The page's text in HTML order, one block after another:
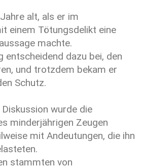
alt, als er im
einem Tötungsdelikt eine
machte.
entscheidend dazu bei, den
und trotzdem bekam er
Schutz.
wurde die
minderjährigen Zeugen
mit Andeutungen, die ihn
stammten von